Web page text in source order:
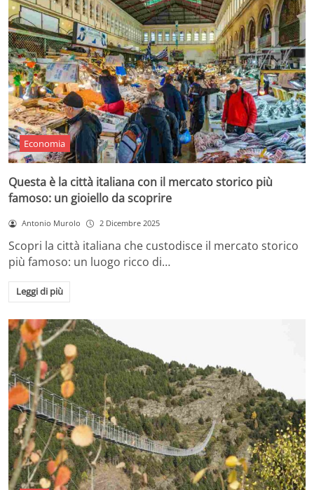
Economia
Questa è la città italiana con il mercato storico più
famoso: un gioiello da scoprire
Antonio Murolo 2 Dicembre 2025
Scopri la città italiana che custodisce il mercato storico
più famoso: un luogo ricco di…
Leggi di più